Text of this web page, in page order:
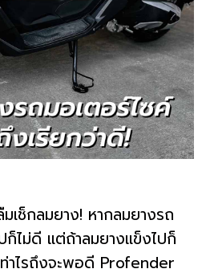
เช็กลมยาง! หากลมยางรถ
ก็ไม่ดี แต่ถ้าลมยางแข็งไปก็
ท่าไรถึงจะพอดี Profender